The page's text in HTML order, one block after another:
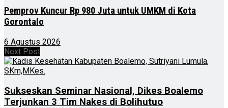
Pemprov Kuncur Rp 980 Juta untuk UMKM di Kota
Gorontalo
6 Agustus 2026
Next Post
Sukseskan Seminar Nasional, Dikes Boalemo
Terjunkan 3 Tim Nakes di Bolihutuo